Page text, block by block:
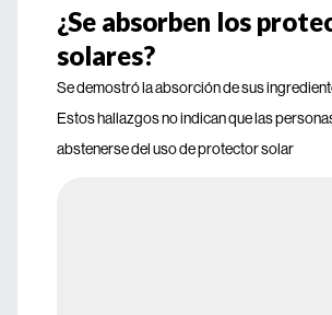
¿Se absorben los
solares?
Se demostró la absorción de sus
Estos hallazgos no indican que las
abstenerse del uso de protector solar